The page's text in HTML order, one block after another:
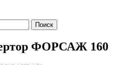
ФОРСАЖ 160